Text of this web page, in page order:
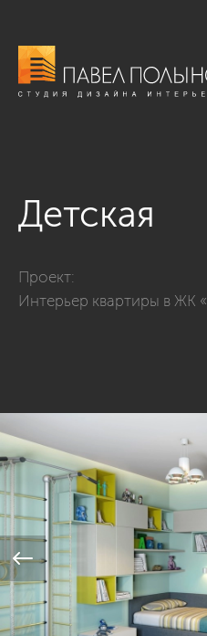
Детская
Проект:
Интерьер квартиры в ЖК